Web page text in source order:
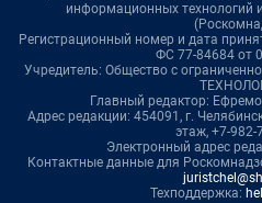
информационных технологий
Регистрационный номер и дата
ФС 77-84684 от
Учредитель: Общество с
Главный редактор:
Адрес редакции: 454091, г.
этаж, +7-982-
Электронный адрес
Контактные данные для
Техподдержка: